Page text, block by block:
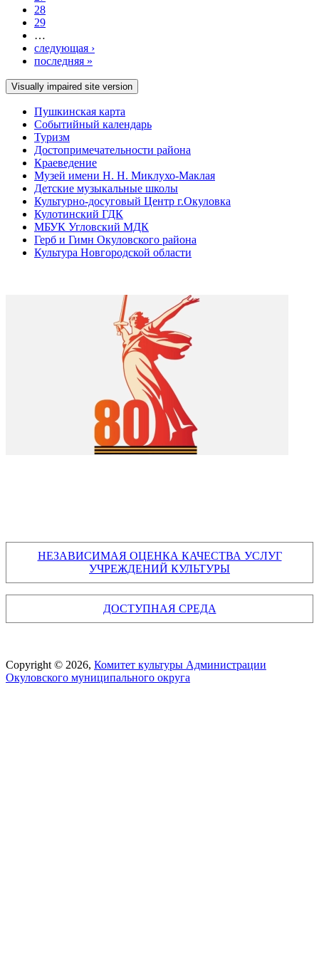
28
29
…
следующая ›
последняя »
Пушкинская карта
Событийный календарь
Туризм
Достопримечательности района
Краеведение
Музей имени Н. Н. Миклухо-Маклая
Детские музыкальные школы
Культурно-досуговый Центр г.Окуловка
Кулотинский ГДК
МБУК Угловский МДК
Герб и Гимн Окуловского района
Культура Новгородской области
НЕЗАВИСИМАЯ ОЦЕНКА КАЧЕСТВА УСЛУГ
УЧРЕЖДЕНИЙ КУЛЬТУРЫ
ДОСТУПНАЯ СРЕДА
Copyright © 2026, Комитет культуры Администрации
Окуловского муниципального округа